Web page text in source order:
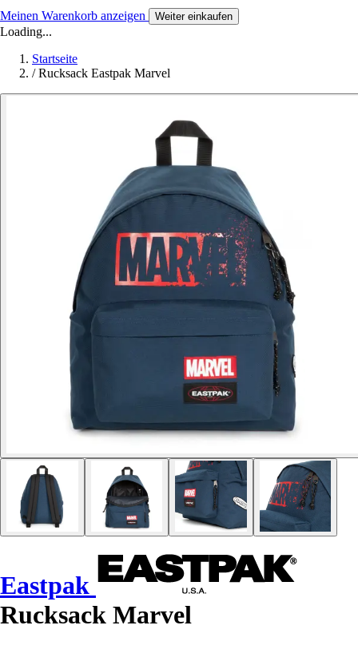
Meinen Warenkorb anzeigen Weiter einkaufen
Loading...
Startseite
/ Rucksack Eastpak Marvel
Eastpak
Rucksack Marvel